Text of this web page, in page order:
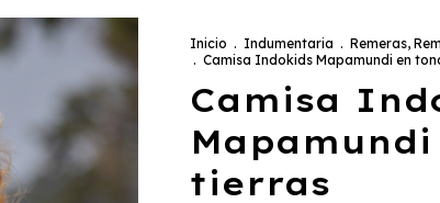
Inicio . Indumentaria . Remeras,
. Camisa Indokids Mapamundi en
Camisa
tierras